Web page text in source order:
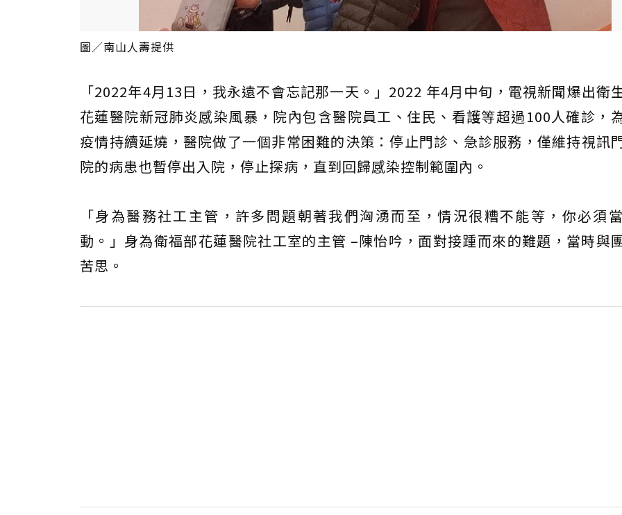
圖／南山人壽提供
「2022年4月13日，我永遠不會忘記那一天。」2022 年4月中旬，電視新聞爆出衛
花蓮醫院新冠肺炎感染風暴，院內包含醫院員工、住民、看護等超過100人確診，
疫情持續延燒，醫院做了一個非常困難的決策：停止門診、急診服務，僅維持視訊
院的病患也暫停出入院，停止探病，直到回歸感染控制範圍內。
「身為醫務社工主管，許多問題朝著我們洶湧而至，情況很糟不能等，你必須
動。」身為衛福部花蓮醫院社工室的主管 –陳怡吟，面對接踵而來的難題，當時與
苦思。